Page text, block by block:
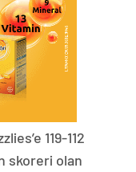
119-112
skoreri olan